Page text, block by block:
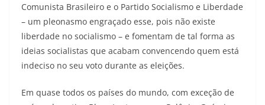
Comunista Brasileiro e o Partido Socialismo e Liberdade
– um pleonasmo engraçado esse, pois não existe
liberdade no socialismo – e fomentam de tal forma as
ideias socialistas que acabam convencendo quem está
indeciso no seu voto durante as eleições.
Em quase todos os países do mundo, com exceção de